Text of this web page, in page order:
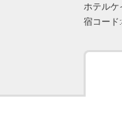
ホテルケ
宿コード